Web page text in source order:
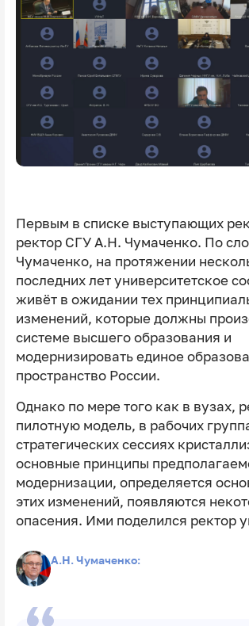
Первым в списке выступающих
ректор СГУ А.Н. Чумаченко. По
Чумаченко, на протяжении
последних лет университетское
живёт в ожидании тех
изменений, которые должны
системе высшего образования и
модернизировать единое
пространство России.
Однако по мере того как в вузах,
пилотную модель, в рабочих
стратегических сессиях
основные принципы
модернизации, определяется
этих изменений, появляются
опасения. Ими поделился ректор
А.Н. Чумаченко: